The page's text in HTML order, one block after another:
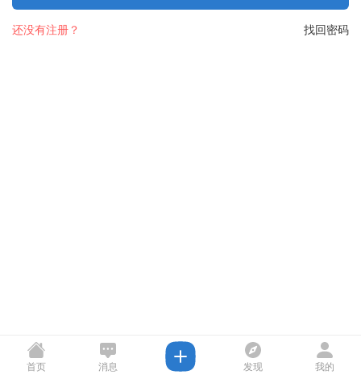
找回密码
还没有注册？
首页 消息 发现 我的